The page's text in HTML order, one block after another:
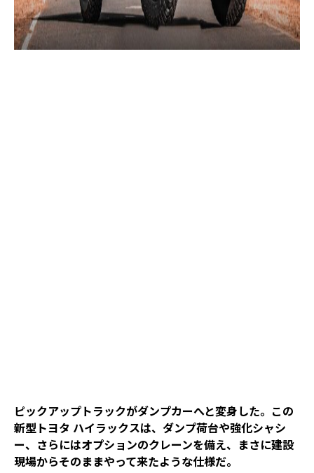
ピックアップトラックがダンプカーへと変身した。この
新型トヨタ ハイラックスは、ダンプ荷台や強化シャシ
ー、さらにはオプションのクレーンを備え、まさに建設
現場からそのままやって来たような仕様だ。